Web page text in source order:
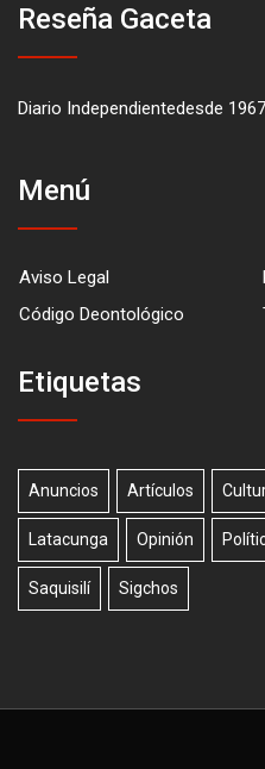
Reseña Gaceta
Diario Independientedesde
Menú
Aviso Legal
Código Deontológico
Etiquetas
Anuncios Artículos
Latacunga Opinión
Saquisilí Sigchos